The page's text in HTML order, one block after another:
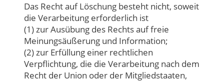
Das Recht auf Löschung besteht nicht, soweit
die Verarbeitung erforderlich ist
(1) zur Ausübung des Rechts auf freie
Meinungsäußerung und Information;
(2) zur Erfüllung einer rechtlichen
Verpflichtung, die die Verarbeitung nach dem
Recht der Union oder der Mitgliedstaaten,